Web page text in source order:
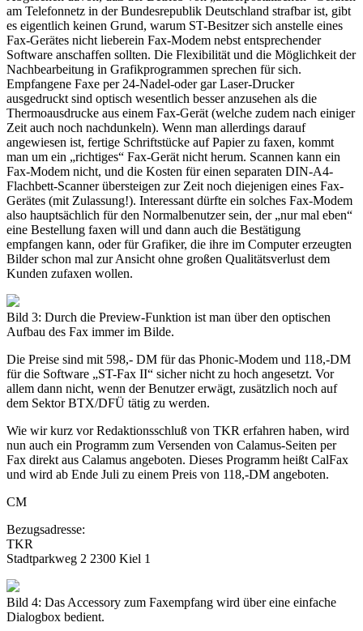
am Telefonnetz in der Bundesrepublik Deutschland strafbar ist, gibt
es eigentlich keinen Grund, warum ST-Besitzer sich anstelle eines
Fax-Gerätes nicht lieberein Fax-Modem nebst entsprechender
Software anschaffen sollten. Die Flexibilität und die Möglichkeit der
Nachbearbeitung in Grafikprogrammen sprechen für sich.
Empfangene Faxe per 24-Nadel-oder gar Laser-Drucker
ausgedruckt sind optisch wesentlich besser anzusehen als die
Thermoausdrucke aus einem Fax-Gerät (welche zudem nach einiger
Zeit auch noch nachdunkeln). Wenn man allerdings darauf
angewiesen ist, fertige Schriftstücke auf Papier zu faxen, kommt
man um ein „richtiges“ Fax-Gerät nicht herum. Scannen kann ein
Fax-Modem nicht, und die Kosten für einen separaten DIN-A4-
Flachbett-Scanner übersteigen zur Zeit noch diejenigen eines Fax-
Gerätes (mit Zulassung!). Interessant dürfte ein solches Fax-Modem
also hauptsächlich für den Normalbenutzer sein, der „nur mal eben“
eine Bestellung faxen will und dann auch die Bestätigung
empfangen kann, oder für Grafiker, die ihre im Computer erzeugten
Bilder schon mal zur Ansicht ohne großen Qualitätsverlust dem
Kunden zufaxen wollen.
Bild 3: Durch die Preview-Funktion ist man über den optischen
Aufbau des Fax immer im Bilde.
Die Preise sind mit 598,- DM für das Phonic-Modem und 118,-DM
für die Software „ST-Fax II“ sicher nicht zu hoch angesetzt. Vor
allem dann nicht, wenn der Benutzer erwägt, zusätzlich noch auf
dem Sektor BTX/DFÜ tätig zu werden.
Wie wir kurz vor Redaktionsschluß von TKR erfahren haben, wird
nun auch ein Programm zum Versenden von Calamus-Seiten per
Fax direkt aus Calamus angeboten. Dieses Programm heißt CalFax
und wird ab Ende Juli zu einem Preis von 118,-DM angeboten.
CM
Bezugsadresse:
TKR
Stadtparkweg 2 2300 Kiel 1
Bild 4: Das Accessory zum Faxempfang wird über eine einfache
Dialogbox bedient.